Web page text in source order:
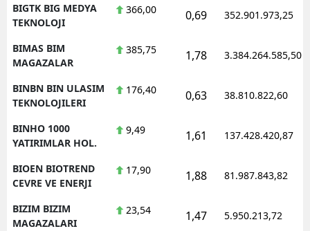
BIGTK BIG MEDYA
TEKNOLOJI
366,00 0,69 352.901.973,25
BIMAS BIM
MAGAZALAR
385,75 1,78 3.384.264.585,50
BINBN BIN ULASIM
TEKNOLOJILERI
176,40 0,63 38.810.822,60
BINHO 1000
YATIRIMLAR HOL.
9,49 1,61 137.428.420,87
BIOEN BIOTREND
CEVRE VE ENERJI
17,90 1,88 81.987.843,82
BIZIM BIZIM
MAGAZALARI
23,54 1,47 5.950.213,72